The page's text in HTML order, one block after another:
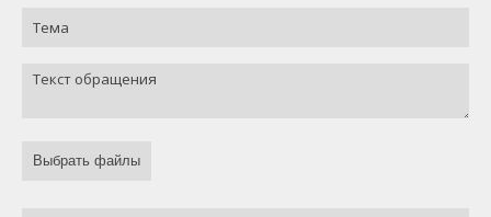
Выбрать файлы